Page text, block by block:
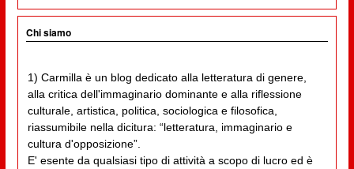
Chi siamo
1) Carmilla è un blog dedicato alla letteratura di genere,
alla critica dell'immaginario dominante e alla riflessione
culturale, artistica, politica, sociologica e filosofica,
riassumibile nella dicitura: “letteratura, immaginario e
cultura d'opposizione”.
E' esente da qualsiasi tipo di attività a scopo di lucro ed è